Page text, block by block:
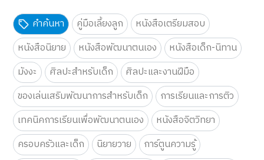
คำค้นหา คู่มือเลี้ยงลูก
หนังสือเตรียมสอบ
หนังสือนิยาย
หนังสือพัฒนาตนเอง
หนังสือเด็ก-นิทาน
มังงะ
ศิลปะสำหรับเด็ก
ศิลปะและงานฝีมือ
ของเล่นเสริมพัฒนาการสำหรับเด็ก
การเรียนและการติว
เทคนิคการเรียนเพื่อพัฒนาตนเอง
หนังสือจิตวิทยา
ครอบครัวและเด็ก
นิยายวาย
การ์ตูนความรู้